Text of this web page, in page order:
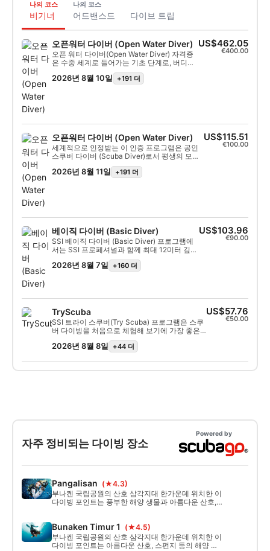
나의 코스
비기너
나의 코스
어드밴스드 다이브 트립
오픈워터 다이버 (Open Water Diver)
오픈 워터 다이버(Open Water Diver) 자격증
은 수중 세계로 들어가는 기초 단계로, 버디와
함께 최대 수심 18미터(60피트)까지 독립적으
로 다이빙할 수 있는 필수 기술과 지식을 제공
지털 학습 자료, 인증 처리 수수료, 프로페셔널
강사의 지도, 그리고 BCD, 레귤레이터, 웻슈
트, 웨이트, 탱크 등 필수 장비의 전체 대여가
실습에 집중한 후, 이어지는 이틀 동안 보트 다
이빙으로 구성됩니다. 안전과 개인별 맞춤 지
2026년 8월 10일 +191 더
US$462.05
€400.00
오픈워터 다이버 (Open Water Diver)
세계적으로 인정받는 이 인증 프로그램은 공인
스쿠버 다이버 (Scuba Diver)로서 평생의 모험
을 시작할 수 있는 가장 좋은 방법입니다. 개인
맞춤형 훈련과 수중 연습 세션이 결합되어 수중
2026년 8월 11일 +191 더
US$115.51
€100.00
베이직 다이버 (Basic Diver)
SSI 베이직 다이버 (Basic Diver) 프로그램에
서는 SSI 프로페셔널과 함께 최대 12미터 깊이
까지 다이빙을 체험하는 데 필요한 기술과 지
식을 배우게 됩니다. 이 프로그램은 다이빙을
내에 이수한 스쿠버 다이버 또는 오픈 워터 다
이빙 프로그램으로 이수할 수 있으므로, 다이
빙 모험의 다음 단계로 나아갈 수 있습니다.
2026년 8월 7일 +160 더
US$103.96
€90.00
TryScuba
SSI 트라이 스쿠버(Try Scuba) 프로그램은 스쿠
버 다이빙을 처음으로 체험해 보기에 가장 좋은
방법입니다. 제한된 수역에서 강사의 세심한 지
도 아래 수중에서 잊지 못할 첫 숨을 쉬며 스쿠버
정이 끝나면 SSI 트라이 스쿠버 (Try Scuba) 수
료증을 받게 되며, 분명 다시 다이빙을 하고 싶어
2026년 8월 8일 +44 더
US$57.76
€50.00
자주 정비되는 다이빙 장소
Powered by
Pangalisan (★4.3)
부나켄 국립공원의 산호 삼각지대 한가운데 위치한 이
다이빙 포인트는 풍부한 해양 생물과 아름다운 산호,
입니다.
Bunaken Timur 1
(★4.5)
부나켄 국립공원의 산호 삼각지대 한가운데 위치한 이
다이빙 포인트는 아름다운 산호, 스펀지 등의 해양 생